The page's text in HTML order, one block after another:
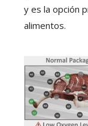
y es la opción
alimentos.